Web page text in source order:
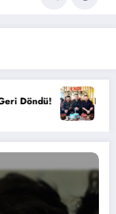
KAFA RADYO 6